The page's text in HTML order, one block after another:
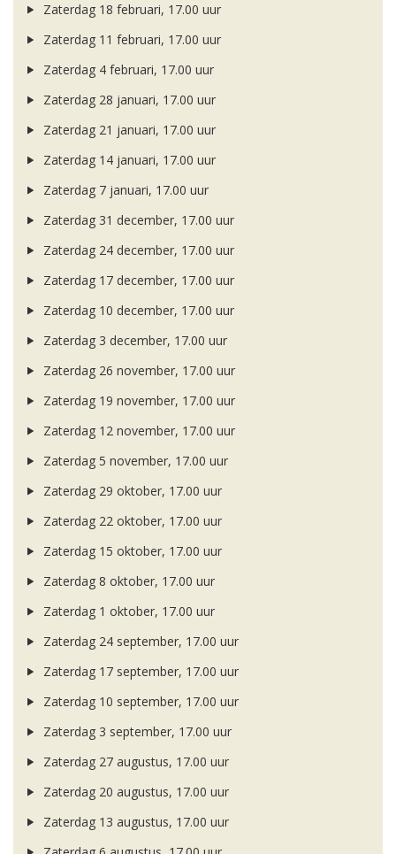
Zaterdag 18 februari, 17.00 uur
Zaterdag 11 februari, 17.00 uur
Zaterdag 4 februari, 17.00 uur
Zaterdag 28 januari, 17.00 uur
Zaterdag 21 januari, 17.00 uur
Zaterdag 14 januari, 17.00 uur
Zaterdag 7 januari, 17.00 uur
Zaterdag 31 december, 17.00 uur
Zaterdag 24 december, 17.00 uur
Zaterdag 17 december, 17.00 uur
Zaterdag 10 december, 17.00 uur
Zaterdag 3 december, 17.00 uur
Zaterdag 26 november, 17.00 uur
Zaterdag 19 november, 17.00 uur
Zaterdag 12 november, 17.00 uur
Zaterdag 5 november, 17.00 uur
Zaterdag 29 oktober, 17.00 uur
Zaterdag 22 oktober, 17.00 uur
Zaterdag 15 oktober, 17.00 uur
Zaterdag 8 oktober, 17.00 uur
Zaterdag 1 oktober, 17.00 uur
Zaterdag 24 september, 17.00 uur
Zaterdag 17 september, 17.00 uur
Zaterdag 10 september, 17.00 uur
Zaterdag 3 september, 17.00 uur
Zaterdag 27 augustus, 17.00 uur
Zaterdag 20 augustus, 17.00 uur
Zaterdag 13 augustus, 17.00 uur